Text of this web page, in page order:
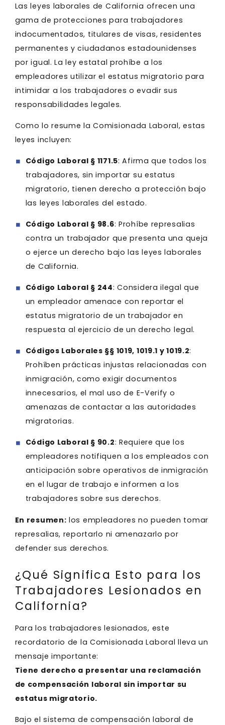
Las leyes laborales de California ofrecen una
gama de protecciones para trabajadores
indocumentados, titulares de visas, residentes
permanentes y ciudadanos estadounidenses
por igual. La ley estatal prohíbe a los
empleadores utilizar el estatus migratorio para
intimidar a los trabajadores o evadir sus
responsabilidades legales.
Como lo resume la Comisionada Laboral, estas
leyes incluyen:
Código Laboral § 1171.5: Afirma que todos los
trabajadores, sin importar su estatus
migratorio, tienen derecho a protección bajo
las leyes laborales del estado.
Código Laboral § 98.6: Prohíbe represalias
contra un trabajador que presenta una queja
o ejerce un derecho bajo las leyes laborales
de California.
Código Laboral § 244: Considera ilegal que
un empleador amenace con reportar el
estatus migratorio de un trabajador en
respuesta al ejercicio de un derecho legal.
Códigos Laborales §§ 1019, 1019.1 y 1019.2:
Prohíben prácticas injustas relacionadas con
inmigración, como exigir documentos
innecesarios, el mal uso de E-Verify o
amenazas de contactar a las autoridades
migratorias.
Código Laboral § 90.2: Requiere que los
empleadores notifiquen a los empleados con
anticipación sobre operativos de inmigración
en el lugar de trabajo e informen a los
trabajadores sobre sus derechos.
En resumen: los empleadores no pueden tomar
represalias, reportarlo ni amenazarlo por
defender sus derechos.
¿Qué Significa Esto para los
Trabajadores Lesionados en
California?
Para los trabajadores lesionados, este
recordatorio de la Comisionada Laboral lleva un
mensaje importante:
Tiene derecho a presentar una reclamación
de compensación laboral sin importar su
estatus migratorio.
Bajo el sistema de compensación laboral de